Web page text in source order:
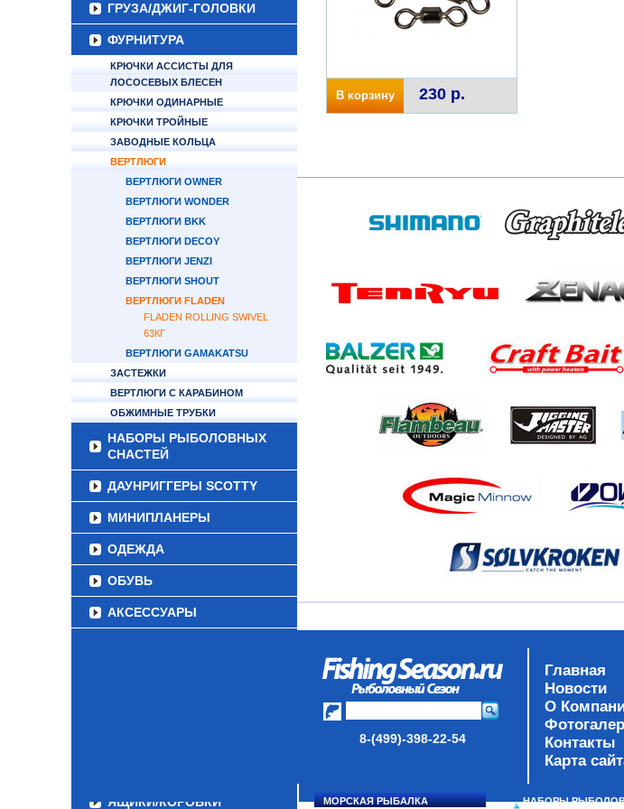
ГРУЗА/ДЖИГ-ГОЛОВКИ
ФУРНИТУРА
КРЮЧКИ АССИСТЫ ДЛЯ
ЛОСОСЕВЫХ БЛЕСЕН
КРЮЧКИ ОДИНАРНЫЕ
КРЮЧКИ ТРОЙНЫЕ
ЗАВОДНЫЕ КОЛЬЦА
ВЕРТЛЮГИ
ВЕРТЛЮГИ OWNER
ВЕРТЛЮГИ WONDER
ВЕРТЛЮГИ BKK
ВЕРТЛЮГИ DECOY
ВЕРТЛЮГИ JENZI
ВЕРТЛЮГИ SHOUT
ВЕРТЛЮГИ FLADEN
FLADEN ROLLING SWIVEL
63КГ
ВЕРТЛЮГИ GAMAKATSU
ЗАСТЕЖКИ
ВЕРТЛЮГИ С КАРАБИНОМ
ОБЖИМНЫЕ ТРУБКИ
НАБОРЫ РЫБОЛОВНЫХ
СНАСТЕЙ
ДАУНРИГГЕРЫ SCOTTY
МИНИПЛАНЕРЫ
ОДЕЖДА
ОБУВЬ
АКСЕССУАРЫ
ЯЩИКИ/КОРОБКИ
В корзину 230 р.
8-(499)-398-22-54
Главная
Новости
О
Контакты
Карта
МОРСКАЯ РЫБАЛКА НАБОРЫ